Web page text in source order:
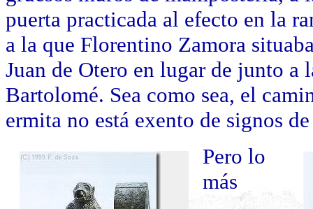
puerta practicada al efecto en la
a la que Florentino Zamora
Juan de Otero en lugar de junto a
Bartolomé. Sea como sea, el
ermita no está exento de signos
Pero lo
más